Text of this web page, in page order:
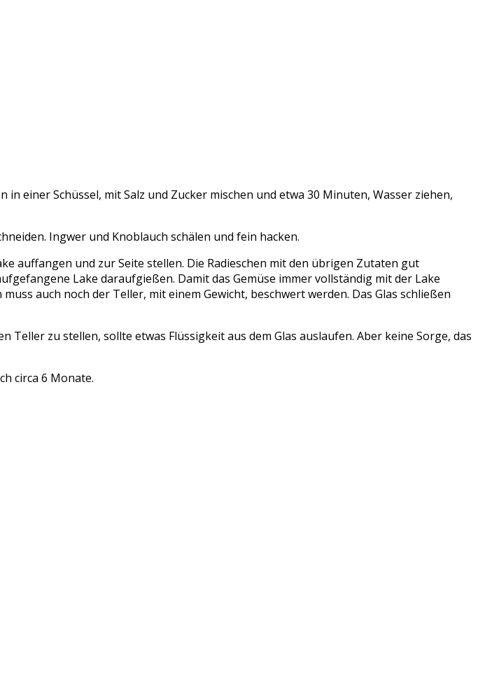
einer Schüssel, mit Salz und Zucker mischen und etwa 30 Minuten, Wasser ziehen,
Ingwer und Knoblauch schälen und fein hacken.
auffangen und zur Seite stellen. Die Radieschen mit den übrigen Zutaten gut
Lake daraufgießen. Damit das Gemüse immer vollständig mit der Lake
auch noch der Teller, mit einem Gewicht, beschwert werden. Das Glas schließen
zu stellen, sollte etwas Flüssigkeit aus dem Glas auslaufen. Aber keine Sorge, das
circa 6 Monate.